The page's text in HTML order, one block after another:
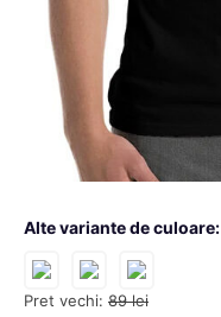
Pret vechi: 89 lei
Alte variante de culoare: